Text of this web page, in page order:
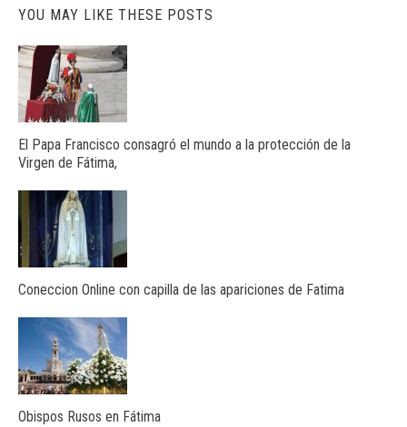
YOU MAY LIKE THESE POSTS
El Papa Francisco consagró el mundo a la protección de la
Virgen de Fátima,
Coneccion Online con capilla de las apariciones de Fatima
Obispos Rusos en Fátima